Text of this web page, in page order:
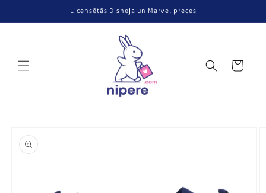
Licensētās Disneja un Marvel preces
Grozs
produkta
informāciju